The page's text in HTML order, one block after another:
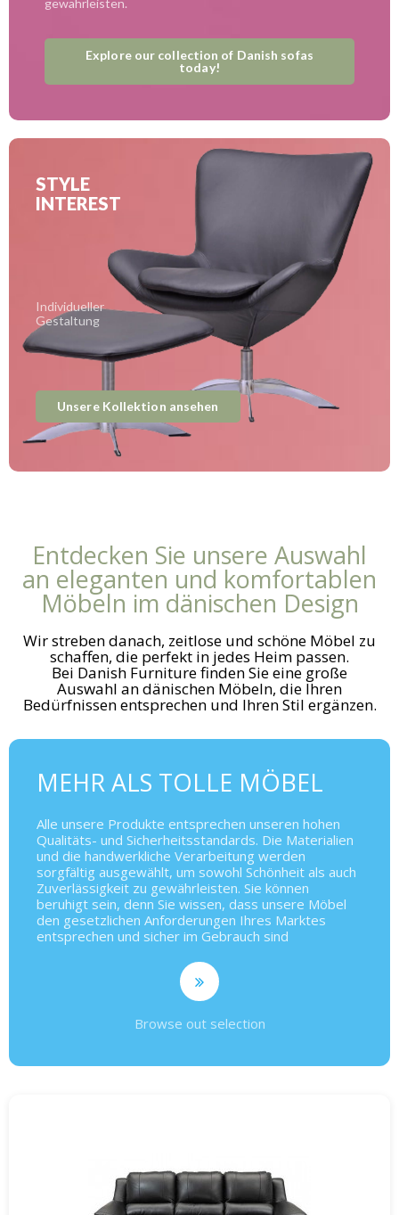
gewährleisten.
Explore our collection of Danish sofas
today!
STYLE
INTEREST
Individueller
Gestaltung
Unsere Kollektion ansehen
Entdecken Sie unsere Auswahl
an eleganten und komfortablen
Möbeln im dänischen Design
Wir streben danach, zeitlose und schöne Möbel zu
schaffen, die perfekt in jedes Heim passen.
Bei Danish Furniture finden Sie eine große
Auswahl an dänischen Möbeln, die Ihren
Bedürfnissen entsprechen und Ihren Stil ergänzen.
MEHR ALS TOLLE MÖBEL
Alle unsere Produkte entsprechen unseren hohen
Qualitäts- und Sicherheitsstandards. Die Materialien
und die handwerkliche Verarbeitung werden
sorgfältig ausgewählt, um sowohl Schönheit als auch
Zuverlässigkeit zu gewährleisten. Sie können
beruhigt sein, denn Sie wissen, dass unsere Möbel
den gesetzlichen Anforderungen Ihres Marktes
entsprechen und sicher im Gebrauch sind
Browse out selection